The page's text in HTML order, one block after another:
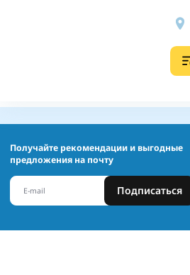
Получайте рекомендации и выгодные
предложения на почту
Подписаться